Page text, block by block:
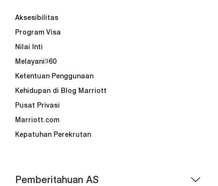
Aksesibilitas
Program Visa
Nilai Inti
Melayani360
Ketentuan Penggunaan
Kehidupan di Blog Marriott
Pusat Privasi
Marriott.com
Kepatuhan Perekrutan
Pemberitahuan AS